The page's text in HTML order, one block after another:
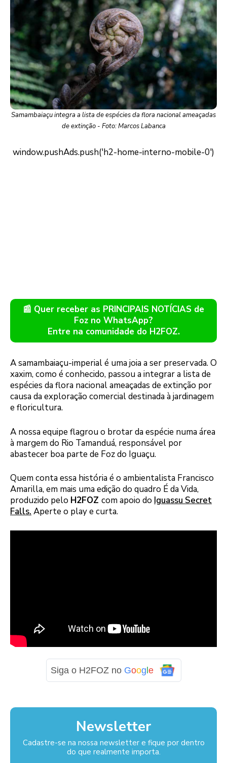
Samambaiaçu integra a lista de espécies da flora nacional ameaçadas
de extinção - Foto: Marcos Labanca
📰 Quer receber as PRINCIPAIS NOTÍCIAS de
Foz no WhatsApp?
Entre na comunidade do H2FOZ.
A samambaiaçu-imperial é uma joia a ser preservada. O
xaxim, como é conhecido, passou a integrar a lista de
espécies da flora nacional ameaçadas de extinção por
causa da exploração comercial destinada à jardinagem
e floricultura.
A nossa equipe flagrou o brotar da espécie numa área
à margem do Rio Tamanduá, responsável por
abastecer boa parte de Foz do Iguaçu.
Quem conta essa história é o ambientalista Francisco
Amarilla, em mais uma edição do quadro É da Vida,
produzido pelo H2FOZ com apoio do Iguassu Secret
Falls. Aperte o play e curta.
Siga o H2FOZ no Goog e
Newsletter
Cadastre-se na nossa newsletter e fique por dentro
do que realmente importa.